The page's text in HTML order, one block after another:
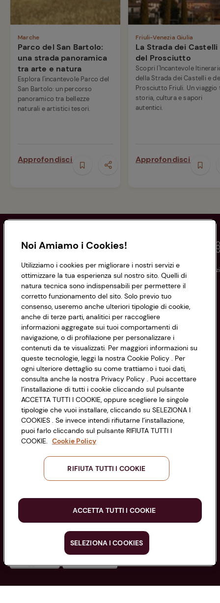
Marche
Parco del San Bartolo:
una strada panoramica
tra arte e natura
Esplora l'incantevole Parco del
San Bartolo: un percorso
panoramico tra bellezze
naturali e artistici tesori.
Approfondisci
Friuli-Venezia Giulia
La Strada dei Castelli
del Prosciutto
Scopri l'Incantevole
della Strada dei Castelli e
Prosciutto Friuli. Un viaggio
storia, cultura e sapori
autentici.
Approfondisci
Conad Spesa online Assicurazioni Viaggi
Informazioni
Privacy Policy
Cookie Policy
Impostazioni Cookie
Accessibilità
CONAD SOCIETÀ COOPERATIVA
Via Michelino, 59 | 40127 BOLOGNA
Codice Fiscale e Registro Imprese
di Bologna 00865960157
PARTITA IVA 03320960374
Servizio clienti
Seguici sui Social:
Noi Amiamo i Cookies!
Utilizziamo i cookies per migliorare i nostri servizi e
ottimizzare la tua esperienza sul nostro sito. Quelli di
natura tecnica sono indispensabili per permettere il
corretto funzionamento del sito. Solo previo tuo
consenso, useremo anche ulteriori tipologie di cookie,
anche di terze parti, analitici per raccogliere
informazioni aggregate sui tuoi comportamenti di
navigazione, o di profilazione per personalizzare i
contenuti da te visualizzati. Per maggiori informazioni su
queste tecnologie, leggi la nostra Cookie Policy . Per
ogni ulteriore dettaglio su come trattiamo i tuoi dati,
consulta anche la nostra Privacy Policy . Puoi accettare
l’installazione di tutti i cookie cliccando sul pulsante
ACCETTA TUTTI I COOKIE, oppure scegliere le singole
tipologie che vuoi installare, cliccando su SELEZIONA I
COOKIES . Se invece intendi rifiutarne l’installazione,
puoi farlo cliccando sul pulsante RIFIUTA TUTTI I
COOKIE. Cookie Policy
RIFIUTA TUTTI I COOKIE
ACCETTA TUTTI I COOKIE
SELEZIONA I COOKIES